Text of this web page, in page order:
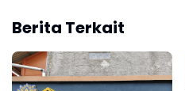
Berita Terkait